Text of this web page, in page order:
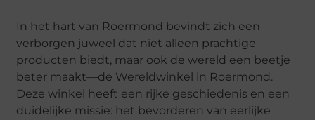
In het hart van Roermond bevindt zich een
verborgen juweel dat niet alleen prachtige
producten biedt, maar ook de wereld een beetje
beter maakt—de Wereldwinkel in Roermond.
Deze winkel heeft een rijke geschiedenis en een
duidelijke missie: het bevorderen van eerlijke